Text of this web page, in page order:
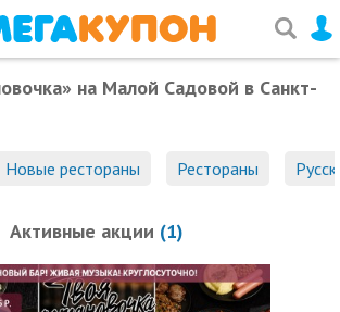
на Малой Садовой в Санкт-
Новые рестораны Рестораны
Активные акции (1)